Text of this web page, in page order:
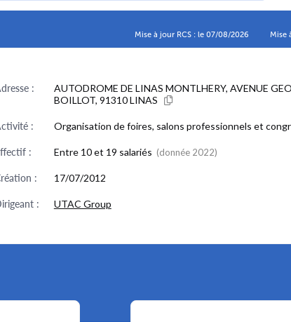
Mise à jour RCS : le 07/08/2026 Mise
:
AUTODROME DE LINAS MONTLHERY, AVENUE
BOILLOT, 91310 LINAS
: Organisation de foires, salons professionnels et
: Entre 10 et 19 salariés (donnée 2022)
: 17/07/2012
: UTAC Group